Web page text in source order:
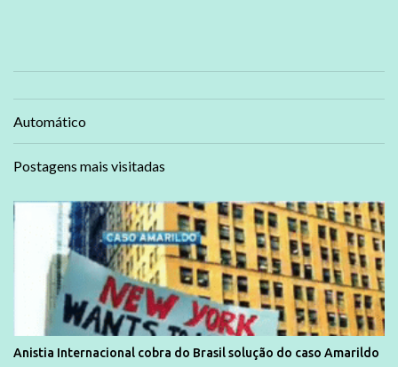
Automático
Postagens mais visitadas
Anistia Internacional cobra do Brasil solução do caso Amarildo